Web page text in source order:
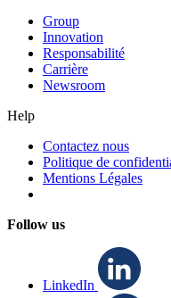
Group
Innovation
Responsabilité
Carrière
Newsroom
Help
Contactez nous
Politique de
Mentions Légales
Follow us
LinkedIn